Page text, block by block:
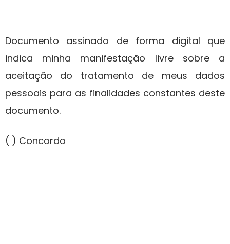
Documento assinado de forma digital que
indica minha manifestação livre sobre a
aceitação do tratamento de meus dados
pessoais para as finalidades constantes deste
documento.
( ) Concordo